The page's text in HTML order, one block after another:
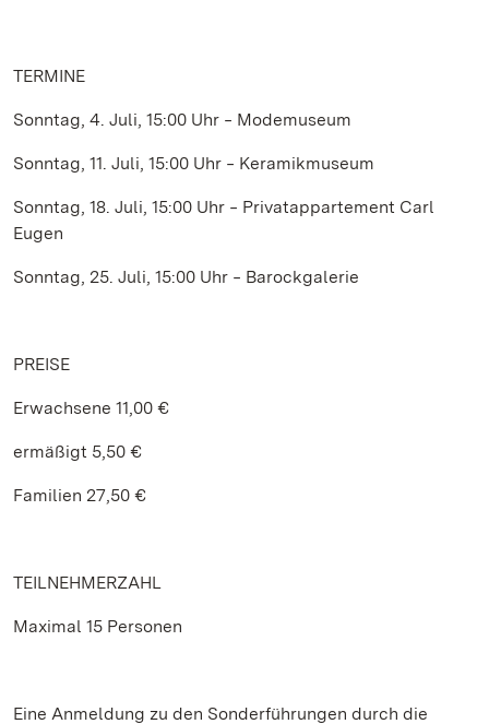
TERMINE
Sonntag, 4. Juli, 15:00 Uhr ‒ Modemuseum
Sonntag, 11. Juli, 15:00 Uhr ‒ Keramikmuseum
Sonntag, 18. Juli, 15:00 Uhr ‒ Privatappartement Carl
Eugen
Sonntag, 25. Juli, 15:00 Uhr ‒ Barockgalerie
PREISE
Erwachsene 11,00 €
ermäßigt 5,50 €
Familien 27,50 €
TEILNEHMERZAHL
Maximal 15 Personen
Eine Anmeldung zu den Sonderführungen durch die